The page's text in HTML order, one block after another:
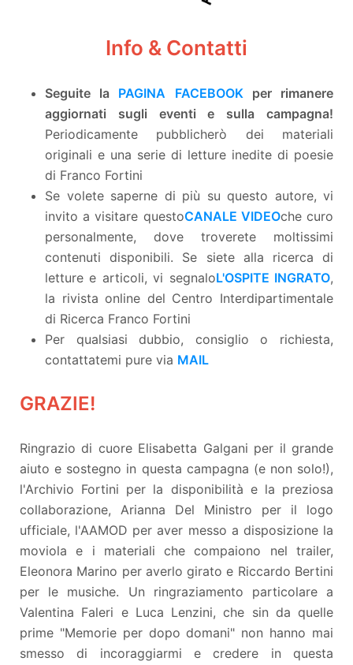
Info & Contatti
Seguite la PAGINA FACEBOOKper rimanere
aggiornati sugli eventi e sulla campagna!
Periodicamente pubblicherò dei materiali
originali e una serie di letture inedite di poesie
di Franco Fortini
Se volete saperne di più su questo autore, vi
invito a visitare questoCANALE VIDEOche curo
personalmente, dove troverete moltissimi
contenuti disponibili. Se siete alla ricerca di
letture e articoli, vi segnaloL'OSPITE INGRATO,
la rivista online del Centro Interdipartimentale
di Ricerca Franco Fortini
Per qualsiasi dubbio, consiglio o richiesta,
contattatemi pure via MAIL
GRAZIE!
Ringrazio di cuore Elisabetta Galgani per il grande
aiuto e sostegno in questa campagna (e non solo!),
l'Archivio Fortini per la disponibilità e la preziosa
collaborazione, Arianna Del Ministro per il logo
ufficiale, l'AAMOD per aver messo a disposizione la
moviola e i materiali che compaiono nel trailer,
Eleonora Marino per averlo girato e Riccardo Bertini
per le musiche. Un ringraziamento particolare a
Valentina Faleri e Luca Lenzini, che sin da quelle
prime "Memorie per dopo domani" non hanno mai
smesso di incoraggiarmi e credere in questa